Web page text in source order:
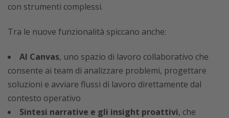
con strumenti complessi.
Tra le nuove funzionalità spiccano anche:
AI Canvas, uno spazio di lavoro collaborativo che
consente ai team di analizzare problemi, progettare
soluzioni e avviare flussi di lavoro direttamente dal
contesto operativo
Sintesi narrative e gli insight proattivi, che